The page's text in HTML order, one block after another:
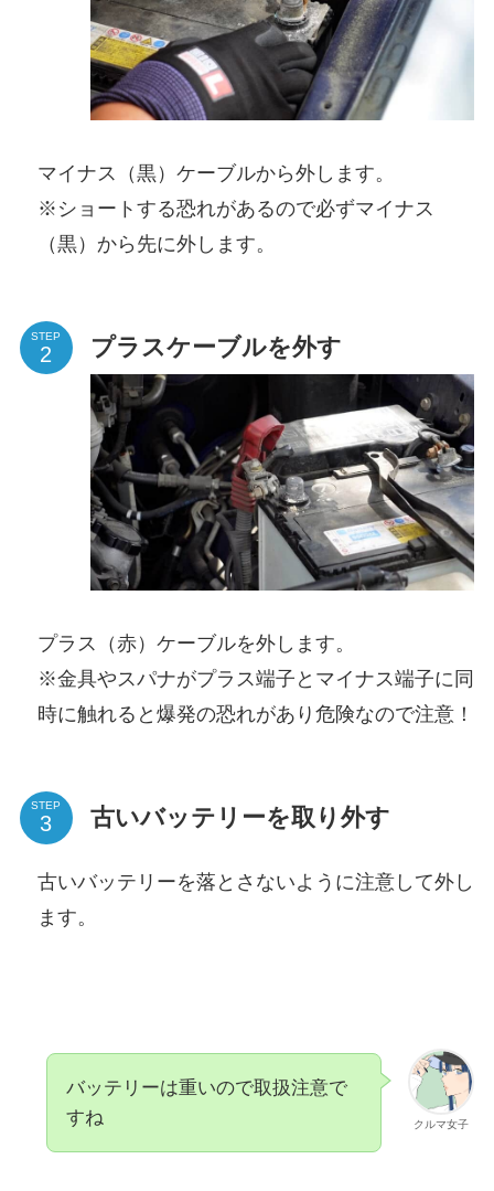
マイナス（黒）ケーブルから外します。
※ショートする恐れがあるので必ずマイナス
（黒）から先に外します。
STEP プラスケーブルを外す
プラス（赤）ケーブルを外します。
※金具やスパナがプラス端子とマイナス端子に同
時に触れると爆発の恐れがあり危険なので注意！
STEP 古いバッテリーを取り外す
古いバッテリーを落とさないように注意して外し
ます。
クルマ女子
バッテリーは重いので取扱注意で
すね